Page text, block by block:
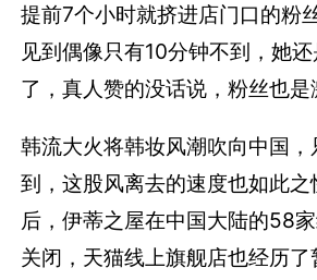
提前7个小时就挤进店门口的粉
见到偶像只有10分钟不到，她
了，真人赞的没话说，粉丝也是
韩流大火将韩妆风潮吹向中国
到，这股风离去的速度也如此
后，伊蒂之屋在中国大陆的58
关闭，天猫线上旗舰店也经历